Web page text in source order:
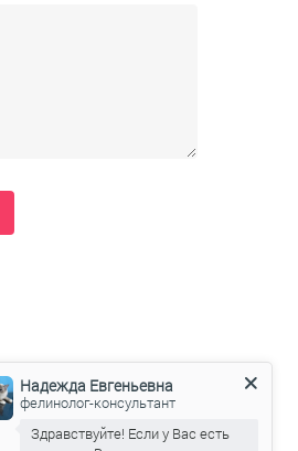
Надежда Евгеньевна
фелинолог-консультант
Здравствуйте! Если у Вас есть